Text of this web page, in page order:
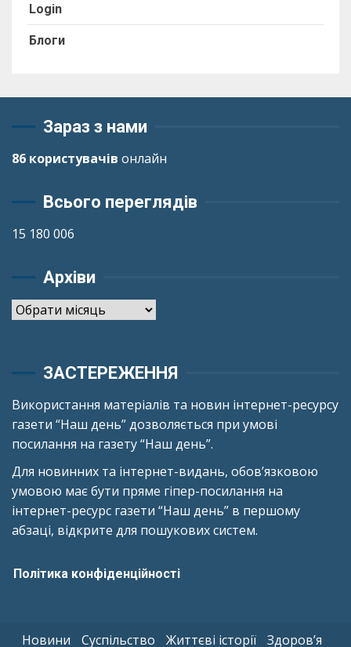
Login
Блоги
Зараз з нами
86 користувачів онлайн
Всього переглядів
15 180 006
Архіви
Архіви
ЗАСТЕРЕЖЕННЯ
Використання матеріалів та новин інтернет-ресурсу
газети “Наш день” дозволяється при умові
посилання на газету “Наш день”.
Для новинних та інтернет-видань, обов’язковою
умовою має бути пряме гіпер-посилання на
інтернет-ресурс газети “Наш день” в першому
абзаці, відкрите для пошукових систем.
Політика конфіденційності
Новини Суспільство Життєві історії Здоров’я